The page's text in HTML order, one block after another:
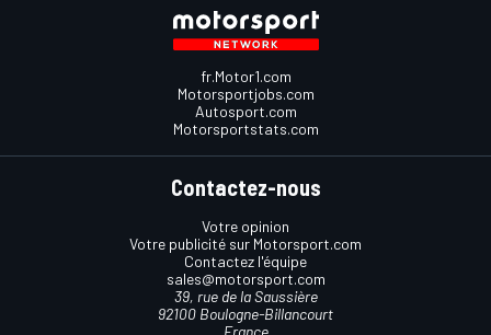
fr.Motor1.com
Motorsportjobs.com
Autosport.com
Motorsportstats.com
Contactez-nous
Votre opinion
Votre publicité sur Motorsport.com
Contactez l'équipe
sales@motorsport.com
39, rue de la Saussière
92100 Boulogne-Billancourt
France